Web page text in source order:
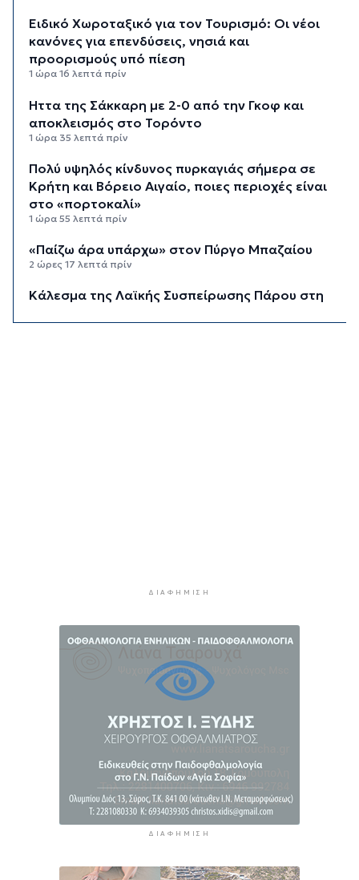
Ειδικό Χωροταξικό για τον Τουρισμό: Οι νέοι
κανόνες για επενδύσεις, νησιά και
προορισμούς υπό πίεση
1 ώρα 16 λεπτά πρίν
Ήττα της Σάκκαρη με 2-0 από την Γκοφ και
αποκλεισμός στο Τορόντο
1 ώρα 35 λεπτά πρίν
Πολύ υψηλός κίνδυνος πυρκαγιάς σήμερα σε
Κρήτη και Βόρειο Αιγαίο, ποιες περιοχές είναι
στο «πορτοκαλί»
1 ώρα 55 λεπτά πρίν
«Παίζω άρα υπάρχω» στον Πύργο Μπαζαίου
2 ώρες 17 λεπτά πρίν
Κάλεσμα της Λαϊκής Συσπείρωσης Πάρου στη
Πάνω από 1 στους 5 Έλληνες καπνίζει
ΔΙΑΦΉΜΙΣΗ
ΔΙΑΦΉΜΙΣΗ